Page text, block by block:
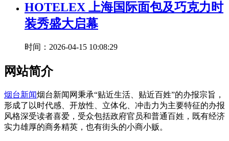
HOTELEX 上海国际面包及巧克力时
装秀盛大启幕
时间：2026-04-15 10:08:29
网站简介
烟台新闻烟台新闻网秉承“贴近生活、贴近百姓”的办报宗旨，
形成了以时代感、开放性、立体化、冲击力为主要特征的办报
风格深受读者喜爱，受众包括政府官员和普通百姓，既有经济
实力雄厚的商务精英，也有街头的小商小贩。